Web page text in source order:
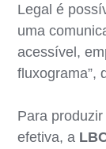
Legal é
uma
acessível,
fluxograma”,
Para
efetiva, a